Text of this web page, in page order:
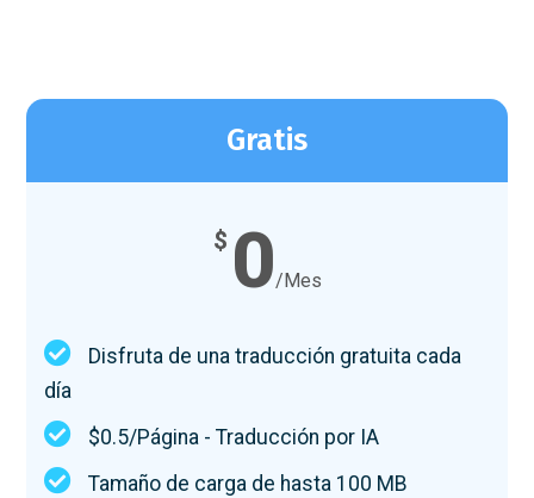
Gratis
$ 0/Mes
Disfruta de una traducción gratuita cada
día
$0.5/Página - Traducción por IA
Tamaño de carga de hasta 100 MB